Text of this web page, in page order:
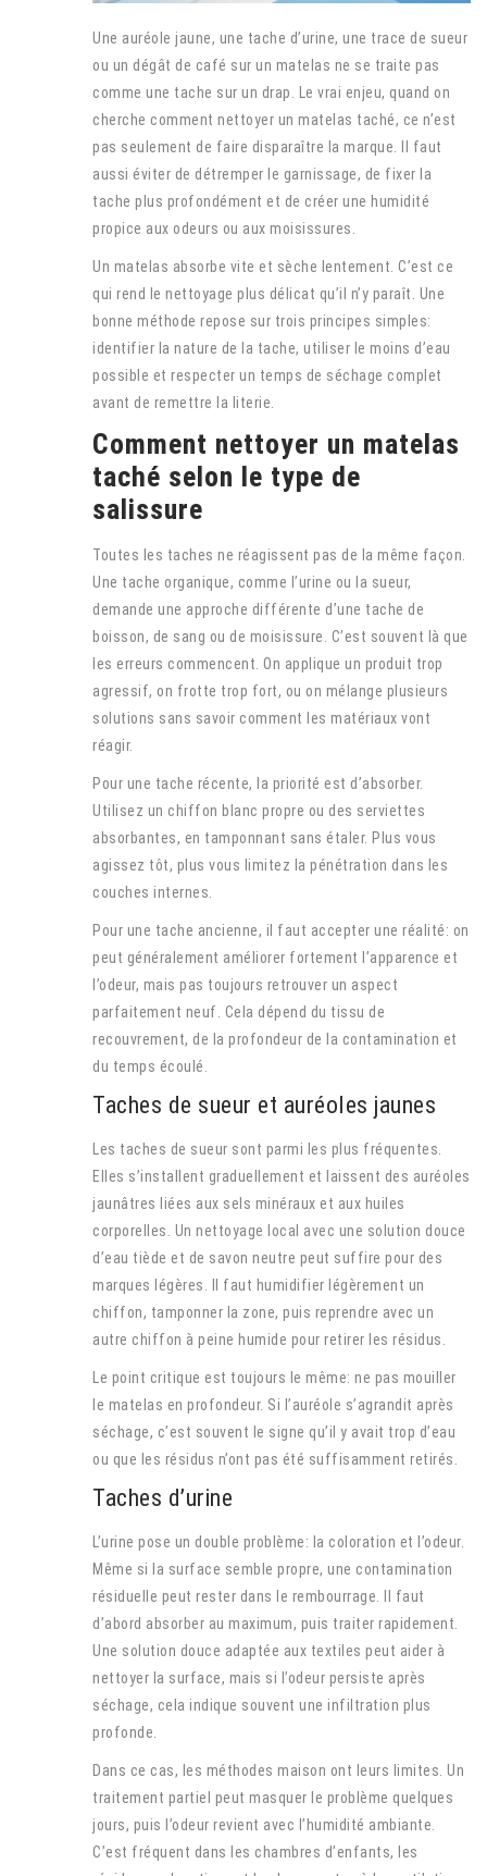
Une auréole jaune, une tache d’urine, une trace de sueur
ou un dégât de café sur un matelas ne se traite pas
comme une tache sur un drap. Le vrai enjeu, quand on
cherche comment nettoyer un matelas taché, ce n’est
pas seulement de faire disparaître la marque. Il faut
aussi éviter de détremper le garnissage, de fixer la
tache plus profondément et de créer une humidité
propice aux odeurs ou aux moisissures.
Un matelas absorbe vite et sèche lentement. C’est ce
qui rend le nettoyage plus délicat qu’il n’y paraît. Une
bonne méthode repose sur trois principes simples:
identifier la nature de la tache, utiliser le moins d’eau
possible et respecter un temps de séchage complet
avant de remettre la literie.
Comment nettoyer un matelas
taché selon le type de
salissure
Toutes les taches ne réagissent pas de la même façon.
Une tache organique, comme l’urine ou la sueur,
demande une approche différente d’une tache de
boisson, de sang ou de moisissure. C’est souvent là que
les erreurs commencent. On applique un produit trop
agressif, on frotte trop fort, ou on mélange plusieurs
solutions sans savoir comment les matériaux vont
réagir.
Pour une tache récente, la priorité est d’absorber.
Utilisez un chiffon blanc propre ou des serviettes
absorbantes, en tamponnant sans étaler. Plus vous
agissez tôt, plus vous limitez la pénétration dans les
couches internes.
Pour une tache ancienne, il faut accepter une réalité: on
peut généralement améliorer fortement l’apparence et
l’odeur, mais pas toujours retrouver un aspect
parfaitement neuf. Cela dépend du tissu de
recouvrement, de la profondeur de la contamination et
du temps écoulé.
Taches de sueur et auréoles jaunes
Les taches de sueur sont parmi les plus fréquentes.
Elles s’installent graduellement et laissent des auréoles
jaunâtres liées aux sels minéraux et aux huiles
corporelles. Un nettoyage local avec une solution douce
d’eau tiède et de savon neutre peut suffire pour des
marques légères. Il faut humidifier légèrement un
chiffon, tamponner la zone, puis reprendre avec un
autre chiffon à peine humide pour retirer les résidus.
Le point critique est toujours le même: ne pas mouiller
le matelas en profondeur. Si l’auréole s’agrandit après
séchage, c’est souvent le signe qu’il y avait trop d’eau
ou que les résidus n’ont pas été suffisamment retirés.
Taches d’urine
L’urine pose un double problème: la coloration et l’odeur.
Même si la surface semble propre, une contamination
résiduelle peut rester dans le rembourrage. Il faut
d’abord absorber au maximum, puis traiter rapidement.
Une solution douce adaptée aux textiles peut aider à
nettoyer la surface, mais si l’odeur persiste après
séchage, cela indique souvent une infiltration plus
profonde.
Dans ce cas, les méthodes maison ont leurs limites. Un
traitement partiel peut masquer le problème quelques
jours, puis l’odeur revient avec l’humidité ambiante.
C’est fréquent dans les chambres d’enfants, les